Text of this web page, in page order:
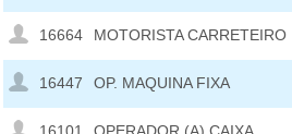
16664 MOTORISTA CARRETEIRO
16447 OP. MAQUINA FIXA